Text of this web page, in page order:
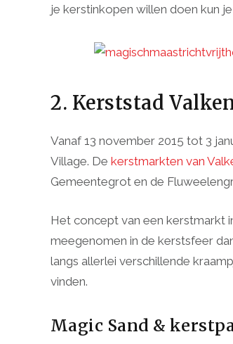
je kerstinkopen willen doen kun
2. Kerststad
Vanaf 13 november 2015 tot 3
Village. De kerstmarkten van
Gemeentegrot en de
Het concept van een kerstmarkt
meegenomen in de kerstsfeer
langs allerlei verschillende
vinden.
Magic Sand &